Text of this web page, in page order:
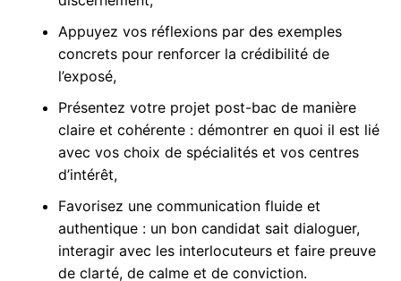
Appuyez vos réflexions par des exemples
concrets pour renforcer la crédibilité de
l’exposé,
Présentez votre projet post-bac de manière
claire et cohérente : démontrer en quoi il est lié
avec vos choix de spécialités et vos centres
d’intérêt,
Favorisez une communication fluide et
authentique : un bon candidat sait dialoguer,
interagir avec les interlocuteurs et faire preuve
de clarté, de calme et de conviction.